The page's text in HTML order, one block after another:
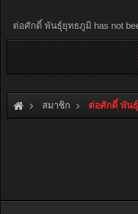
ต่อศักดิ์ พันธุ์ยุทธภูมิ has not
สมาชิก ต่อศักดิ์ พัน